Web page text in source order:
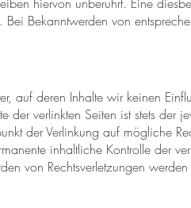
Bekanntwerden von
auf deren Inhalte wir keinen
der verlinkten Seiten ist stets der
der Verlinkung auf mögliche
inhaltliche Kontrolle der
von Rechtsverletzungen